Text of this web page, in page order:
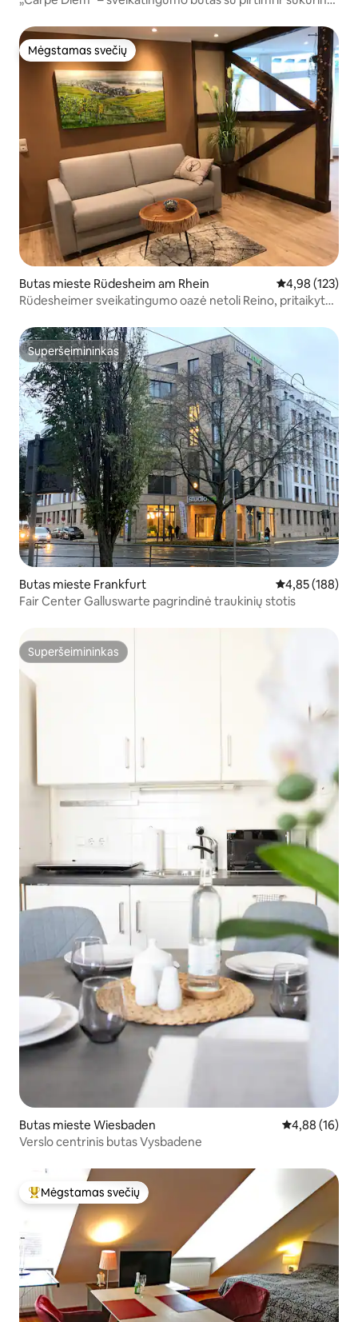
Mėgstamas svečių
Mėgstamas svečių
Butas mieste Rüdesheim am Rhein Vidutinis
4,98 (123)
Rüdesheimer sveikatingumo oazė netoli Reino, pritaikyta
Superšeimininkas
Superšeimininkas
Butas mieste Frankfurt Vidutinis
4,85 (188)
Fair Center Galluswarte pagrindinė traukinių stotis
Superšeimininkas
Superšeimininkas
Butas mieste Wiesbaden Vidutinis
4,88 (16)
Verslo centrinis butas Vysbadene
Svečių mėgstamiausias
Mėgstamas svečių